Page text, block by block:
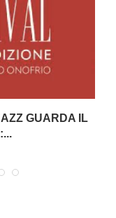
GUARDA IL